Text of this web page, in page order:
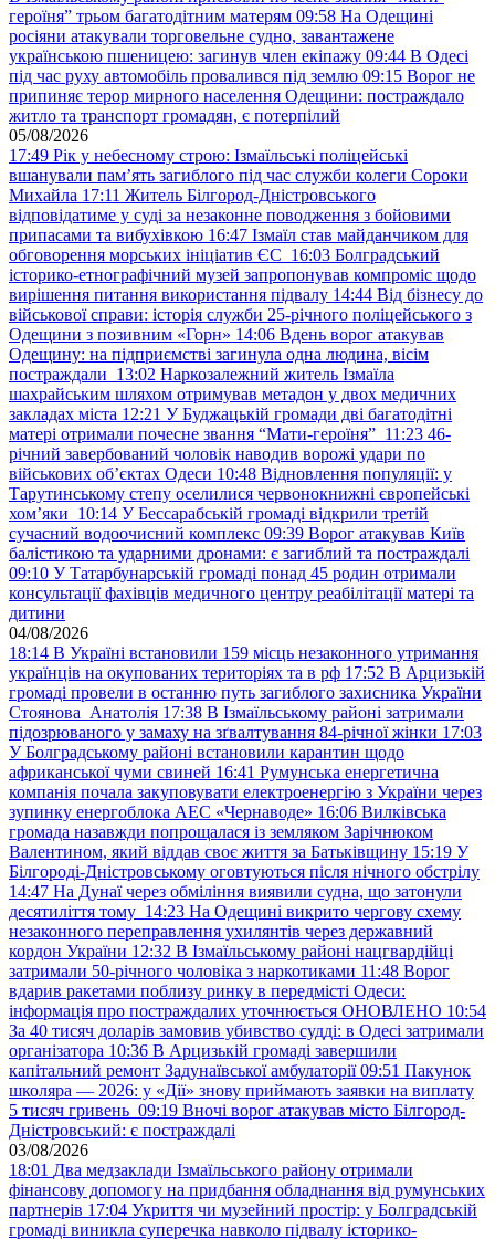
героїня” трьом багатодітним матерям 09:58 На Одещині
росіяни атакували торговельне судно, завантажене
українською пшеницею: загинув член екіпажу 09:44 В Одесі
під час руху автомобіль провалився під землю 09:15 Ворог не
припиняє терор мирного населення Одещини: постраждало
житло та транспорт громадян, є потерпілий
05/08/2026
17:49 Рік у небесному строю: Ізмаїльські поліцейські
вшанували пам’ять загиблого під час служби колеги Сороки
Михайла 17:11 Житель Білгород-Дністровського
відповідатиме у суді за незаконне поводження з бойовими
припасами та вибухівкою 16:47 Ізмаїл став майданчиком для
обговорення морських ініціатив ЄС 16:03 Болградський
історико-етнографічний музей запропонував компроміс щодо
вирішення питання використання підвалу 14:44 Від бізнесу до
військової справи: історія служби 25-річного поліцейського з
Одещини з позивним «Горн» 14:06 Вдень ворог атакував
Одещину: на підприємстві загинула одна людина, вісім
постраждали 13:02 Наркозалежний житель Ізмаїла
шахрайським шляхом отримував метадон у двох медичних
закладах міста 12:21 У Буджацькій громади дві багатодітні
матері отримали почесне звання “Мати-героїня” 11:23 46-
річний завербований чоловік наводив ворожі удари по
військових обʼєктах Одеси 10:48 Відновлення популяції: у
Тарутинському степу оселилися червонокнижні європейські
хом’яки 10:14 У Бессарабській громаді відкрили третій
сучасний водоочисний комплекс 09:39 Ворог атакував Київ
балістикою та ударними дронами: є загиблий та постраждалі
09:10 У Татарбунарській громаді понад 45 родин отримали
консультації фахівців медичного центру реабілітації матері та
дитини
04/08/2026
18:14 В Україні встановили 159 місць незаконного утримання
українців на окупованих територіях та в рф 17:52 В Арцизькій
громаді провели в останню путь загиблого захисника України
Стоянова Анатолія 17:38 В Ізмаїльському районі затримали
підозрюваного у замаху на зґвалтування 84-річної жінки 17:03
У Болградському районі встановили карантин щодо
африканської чуми свиней 16:41 Румунська енергетична
компанія почала закуповувати електроенергію з України через
зупинку енергоблока АЕС «Чернаводе» 16:06 Вилківська
громада назавжди попрощалася із земляком Зарічнюком
Валентином, який віддав своє життя за Батьківщину 15:19 У
Білгороді-Дністровському оговтуються після нічного обстрілу
14:47 На Дунаї через обміління виявили судна, що затонули
десятиліття тому 14:23 На Одещині викрито чергову схему
незаконного переправлення ухилянтів через державний
кордон України 12:32 В Ізмаїльському районі нацгвардійці
затримали 50-річного чоловіка з наркотиками 11:48 Ворог
вдарив ракетами поблизу ринку в передмісті Одеси:
інформація про постраждалих уточнюється ОНОВЛЕНО 10:54
За 40 тисяч доларів замовив убивство судді: в Одесі затримали
організатора 10:36 В Арцизькій громаді завершили
капітальний ремонт Задунаївської амбулаторії 09:51 Пакунок
школяра — 2026: у «Дії» знову приймають заявки на виплату
5 тисяч гривень 09:19 Вночі ворог атакував місто Білгород-
Дністровський: є постраждалі
03/08/2026
18:01 Два медзаклади Ізмаїльського району отримали
фінансову допомогу на придбання обладнання від румунських
партнерів 17:04 Укриття чи музейний простір: у Болградській
громаді виникла суперечка навколо підвалу історико-